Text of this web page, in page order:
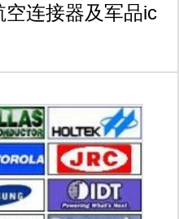
连接器及军品ic
电源模块;
感器